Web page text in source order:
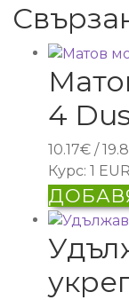
4
10.17€ /
Курс: 1